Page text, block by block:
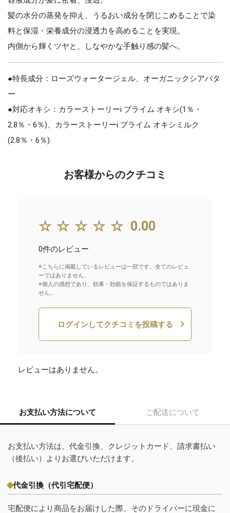
髪の水分の蒸発を抑え、うるおい成分を閉じこめることで染
料と保湿・栄養成分の浸透力を高めることを実現。
内側から輝くツヤと、しなやかな手触り感の髪へ。
●特長成分：ローズウォータージェル、オーガニックシアバタ
ー
●対応オキシ：カラーストーリーi プライム オキシ(1％・
2.8％・6％)、カラーストーリーi プライム オキシミルク
(2.8％・6％)
お客様からのクチコミ
☆☆☆☆☆ 0.00
0件のレビュー
※こちらに掲載しているレビューは一部です。全てのレビュ
ーではありません。
※個人の感想であり、効果・効能を保証するものではありま
せん。
ログインしてクチコミを投稿する
レビューはありません。
お支払い方法について ご配送について
お支払い方法は、代金引換、クレジットカード、請求書払い
（後払い）よりお選びいただけます。
代金引換（代引宅配便）
宅配便により商品をお届けした際、そのドライバーに現金に